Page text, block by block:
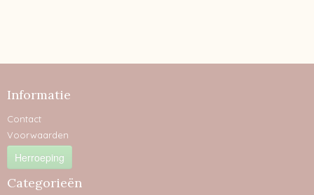
Informatie
Contact
Voorwaarden
Herroeping
Categorieën